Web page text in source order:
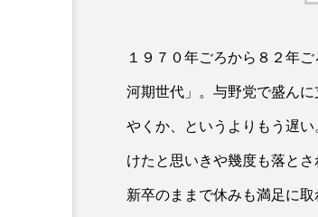
１９７０年ごろから８２年
河期世代」。与野党で盛ん
やくか、というよりもう遅
けたと思いきや幾度も落と
新卒のままで休みも満足に